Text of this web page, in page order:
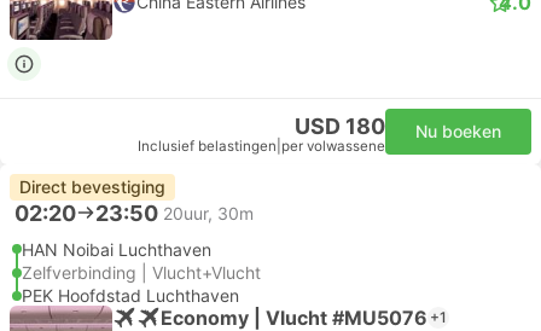
USD 180
Inclusief belastingen per volwassene
Nu boeken
Direct bevestiging
02:20 23:50 20uur, 30m
HAN Noibai Luchthaven
Zelfverbinding | Vlucht+Vlucht
PEK Hoofdstad Luchthaven
Economy | Vlucht #MU5076 +1